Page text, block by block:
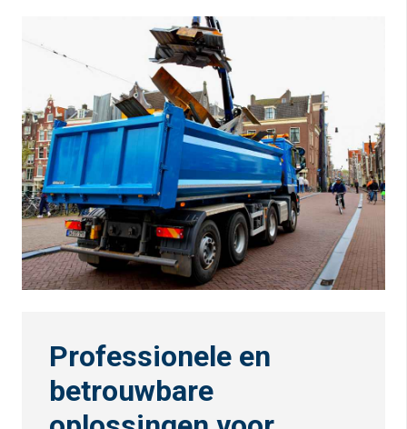
Professionele en
betrouwbare